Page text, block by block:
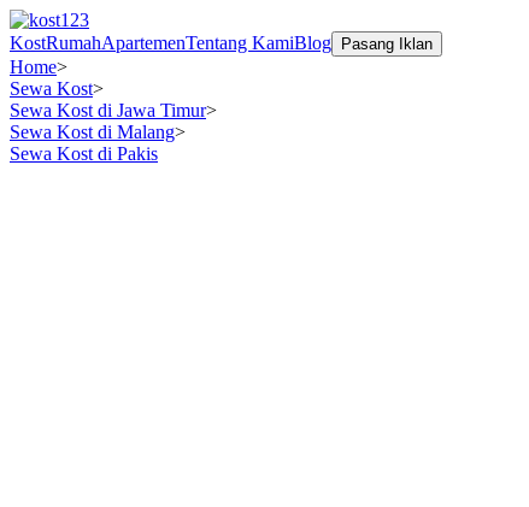
KostRumahApartemenTentang KamiBlog Pasang Iklan
Home>
Sewa Kost>
Sewa Kost di Jawa Timur>
Sewa Kost di Malang>
Sewa Kost di Pakis